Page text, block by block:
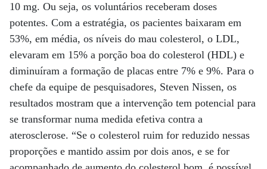
10 mg. Ou seja, os voluntários receberam doses
potentes. Com a estratégia, os pacientes baixaram em
53%, em média, os níveis do mau colesterol, o LDL,
elevaram em 15% a porção boa do colesterol (HDL) e
diminuíram a formação de placas entre 7% e 9%. Para o
chefe da equipe de pesquisadores, Steven Nissen, os
resultados mostram que a intervenção tem potencial para
se transformar numa medida efetiva contra a
aterosclerose. “Se o colesterol ruim for reduzido nessas
proporções e mantido assim por dois anos, e se for